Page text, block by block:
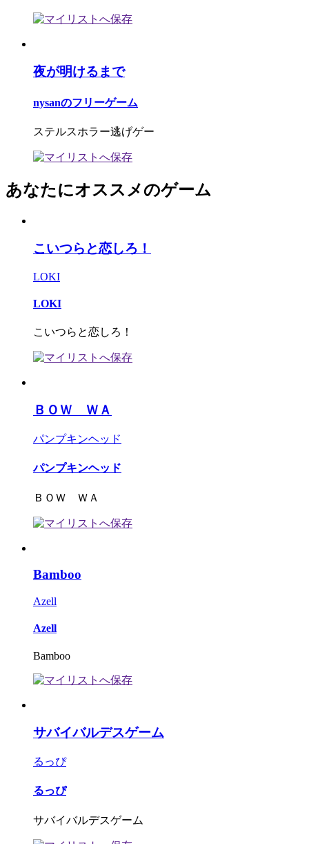
夜が明けるまで
nysanのフリーゲーム
ステルスホラー逃げゲー
あなたにオススメのゲーム
こいつらと恋しろ！
LOKI
LOKI
こいつらと恋しろ！
ＢＯＷ ＷＡ
パンプキンヘッド
パンプキンヘッド
ＢＯＷ ＷＡ
Bamboo
Azell
Azell
Bamboo
サバイバルデスゲーム
るっぴ
るっぴ
サバイバルデスゲーム